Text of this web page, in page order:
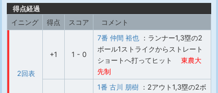
得点経過
イニング
得点 スコア コメント
2回表
+1 1 - 0
7番 仲間 裕也 ：ランナー1,3塁の2
ボール1ストライクからストレート
ショートへ打ってヒット
東農大
先制
1番 古川 朋樹 ：2アウト1,3塁の2ボ